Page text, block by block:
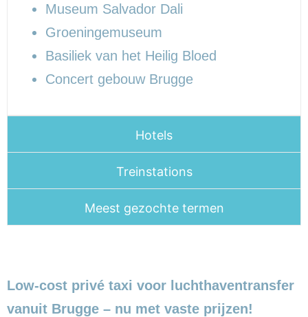
Museum Salvador Dali
Groeningemuseum
Basiliek van het Heilig Bloed
Concert gebouw Brugge
Hotels
Treinstations
Meest gezochte termen
Low-cost privé taxi voor luchthaventransfer
vanuit Brugge – nu met vaste prijzen!